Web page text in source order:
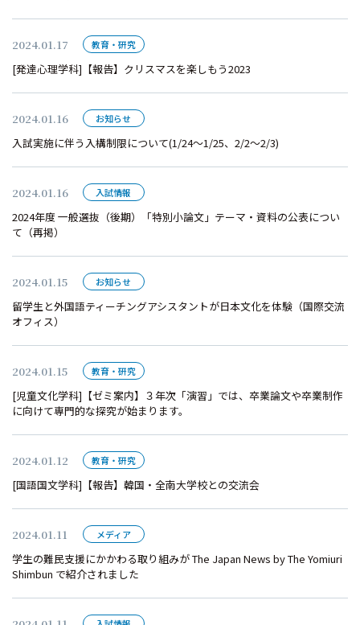
2024.01.17 教育・研究
[発達心理学科]【報告】クリスマスを楽しもう2023
2024.01.16 お知らせ
入試実施に伴う入構制限について(1/24～1/25、2/2～2/3)
2024.01.16 入試情報
2024年度 一般選抜（後期）「特別小論文」テーマ・資料の公表につい
て（再掲）
2024.01.15 お知らせ
留学生と外国語ティーチングアシスタントが日本文化を体験（国際交流
オフィス）
2024.01.15 教育・研究
[児童文化学科]【ゼミ案内】３年次「演習」では、卒業論文や卒業制作
に向けて専門的な探究が始まります。
2024.01.12 教育・研究
[国語国文学科]【報告】韓国・全南大学校との交流会
2024.01.11 メディア
学生の難民支援にかかわる取り組みが The Japan News by The Yomiuri
Shimbun で紹介されました